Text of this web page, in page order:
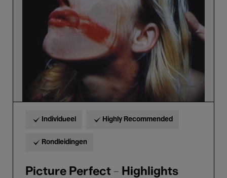
Individueel Highly Recommended
Rondleidingen
Picture Perfect - Highlights